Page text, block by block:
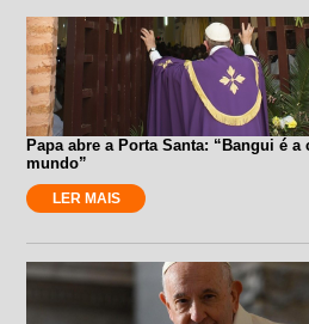
Papa abre a Porta Santa: “Bangui é
mundo”
LER MAIS